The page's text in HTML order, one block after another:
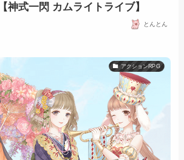
神式一閃 カムライトライブ】
とんとん
アクションRPG